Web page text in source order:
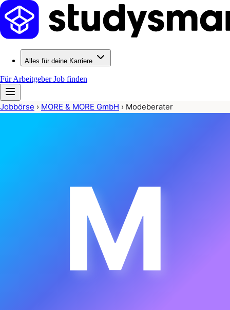
Alles für deine Karriere
Für ArbeitgeberJob finden
Jobbörse › MORE & MORE GmbH › Modeberater
M